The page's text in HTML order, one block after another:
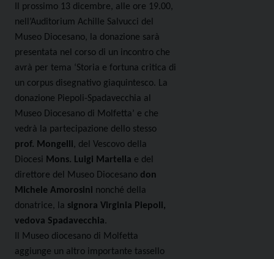
Il prossimo 13 dicembre, alle ore 19.00,
nell’Auditorium Achille Salvucci del
Museo Diocesano, la donazione sarà
presentata nel corso di un incontro che
avrà per tema ‘Storia e fortuna critica di
un corpus disegnativo giaquintesco. La
donazione Piepoli-Spadavecchia al
Museo Diocesano di Molfetta’ e che
vedrà la partecipazione dello stesso
prof. Mongelli , del Vescovo della
Diocesi Mons. Luigi Martella e del
direttore del Museo Diocesano don
Michele Amorosini nonché della
donatrice, la signora Virginia Piepoli,
vedova Spadavecchia.
Il Museo diocesano di Molfetta
aggiunge un altro importante tassello